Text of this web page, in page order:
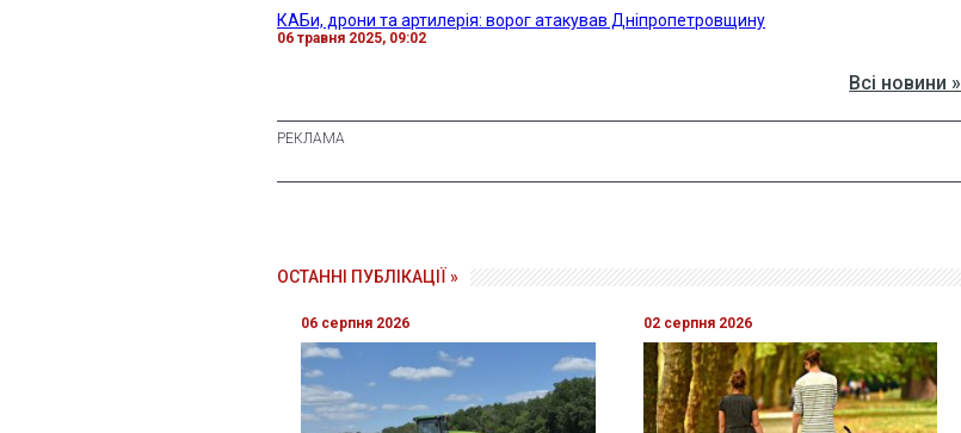
КАБи, дрони та артилерія: ворог атакував Дніпропетровщину
06 травня 2025, 09:02
Всі новини »
ОСТАННІ ПУБЛІКАЦІЇ »
06 серпня 2026 02 серпня 2026